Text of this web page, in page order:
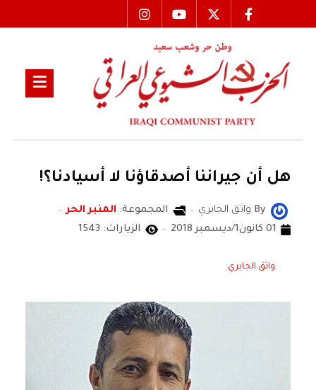
هل أن جيراننا أصدقاؤنا لا أسيادنا؟!
By واثق الجابري المجموعة: المنبر الحر
01 كانون1/ديسمبر 2018
الزيارات: 1543
واثق الجابري